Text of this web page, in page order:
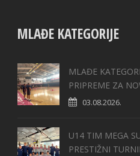
MLAĐE KATEGORIJE
MLAĐE
PRIPREME ZA
03.08.2026.
U14 TIM MEGA
PRESTIŽNI